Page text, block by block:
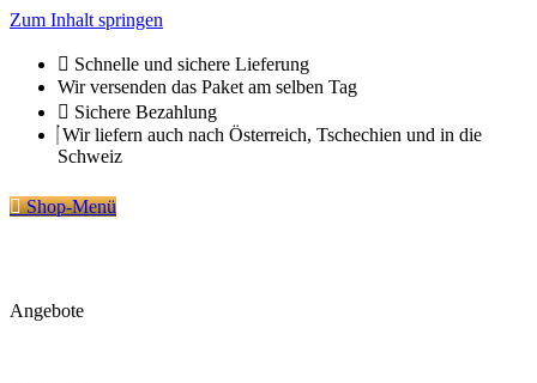
Zum Inhalt springen
Schnelle und sichere Lieferung
Wir versenden das Paket am selben Tag
Sichere Bezahlung
Wir liefern auch nach Österreich, Tschechien und in die
Schweiz
Shop-Menü
Angebote